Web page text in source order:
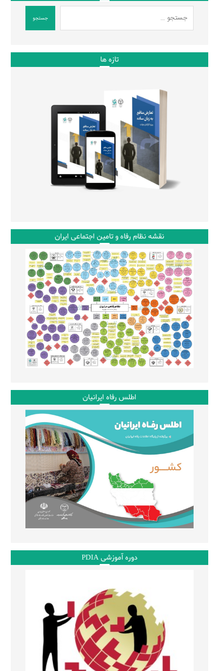
جستجو
تازه ها
نقشه نظام رفاه و تامین اجتماعی ایران
اطلس رفاه ایرانیان
دوره آموزشی PDIA